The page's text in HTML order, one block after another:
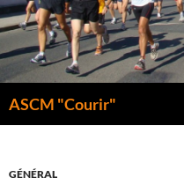
Aller
au
contenu
ASCM "Courir"
GÉNÉRAL